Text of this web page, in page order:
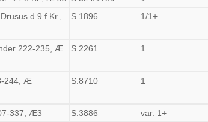
d.9 f.Kr.,
S.1896 1/1+
222-235, Æ
S.2261 1
244, Æ
S.8710 1
337, Æ3 S.3886 var. 1+